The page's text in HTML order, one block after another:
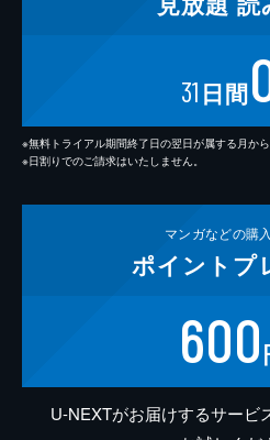
31 日間
※無料トライアル期間終了日の翌日が属する月から
※日割りでのご請求はいたしません。
マンガなどの購
ポイント プ
600
U-NEXTがお届けするサービ